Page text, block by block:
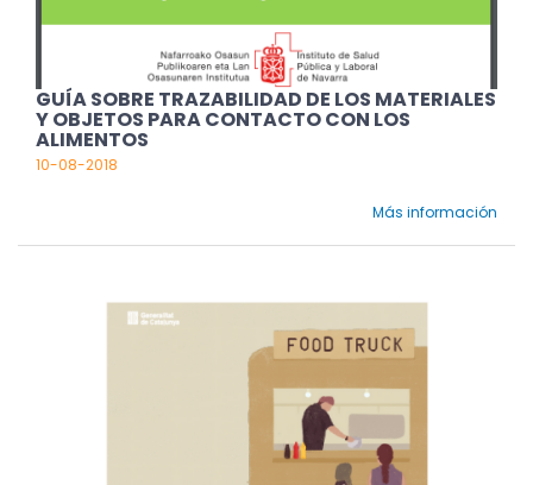
GUÍA SOBRE TRAZABILIDAD DE LOS MATERIALES
Y OBJETOS PARA CONTACTO CON LOS
ALIMENTOS
10-08-2018
Más información